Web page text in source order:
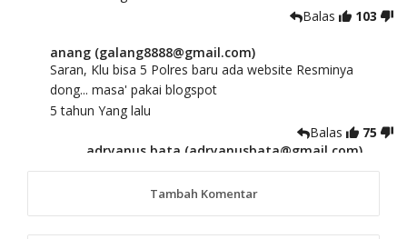
Balas
103
anang (galang8888@gmail.com)
Saran, Klu bisa 5 Polres baru ada website Resminya
dong... masa' pakai blogspot
5 tahun Yang lalu
Balas
75
adryanus bata (adryanusbata@gmail.com)
TKS atas saran dan masukannya, akan kami
tindaklanjutiTambah Komentar